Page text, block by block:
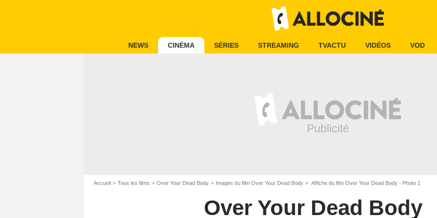
NEWS CINÉMA SÉRIES STREAMING TVACTU VIDÉOS VOD
Accueil Tous les films Over Your Dead Body Images du film Over Your Dead Body Affiche du film Over Your Dead Body - Photo 1
Over Your Dead Body